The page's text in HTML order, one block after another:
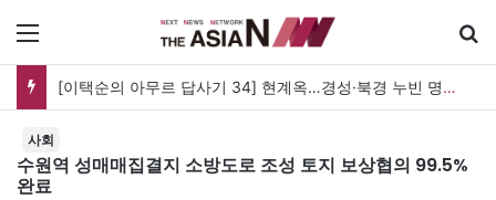
[이택순의 아무르 답사기 34] 현계옥…경성·북경 누빈 명기에서 독립운동가로
사회
수원역 성매매집결지 소방도로 조성 토지 보상협의 99.5%
완료